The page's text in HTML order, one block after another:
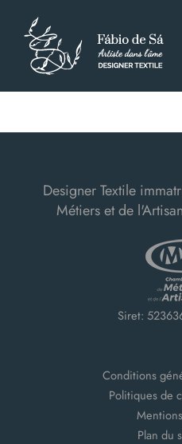
contenu
Designer Textile
Métiers et de
Siret:
Conditions
Politiques de
Plan du